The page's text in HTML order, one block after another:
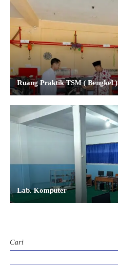
Ruang Praktik TSM ( Bengkel )
Lab. Komputer
Cari